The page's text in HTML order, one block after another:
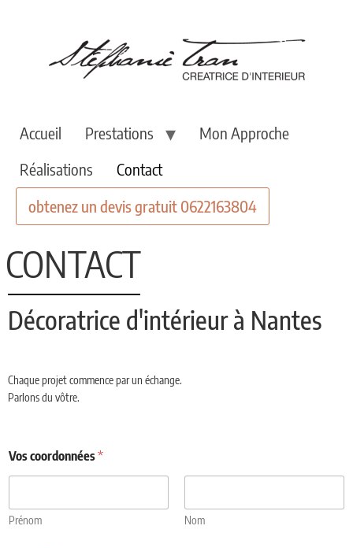
Accueil Prestations
Mon Approche
Réalisations
Contact
obtenez un devis gratuit 0622163804
CONTACT
Décoratrice d'intérieur à Nantes
Chaque projet commence par un échange.
Parlons du vôtre.
Vos coordonnées*
Prénom Nom